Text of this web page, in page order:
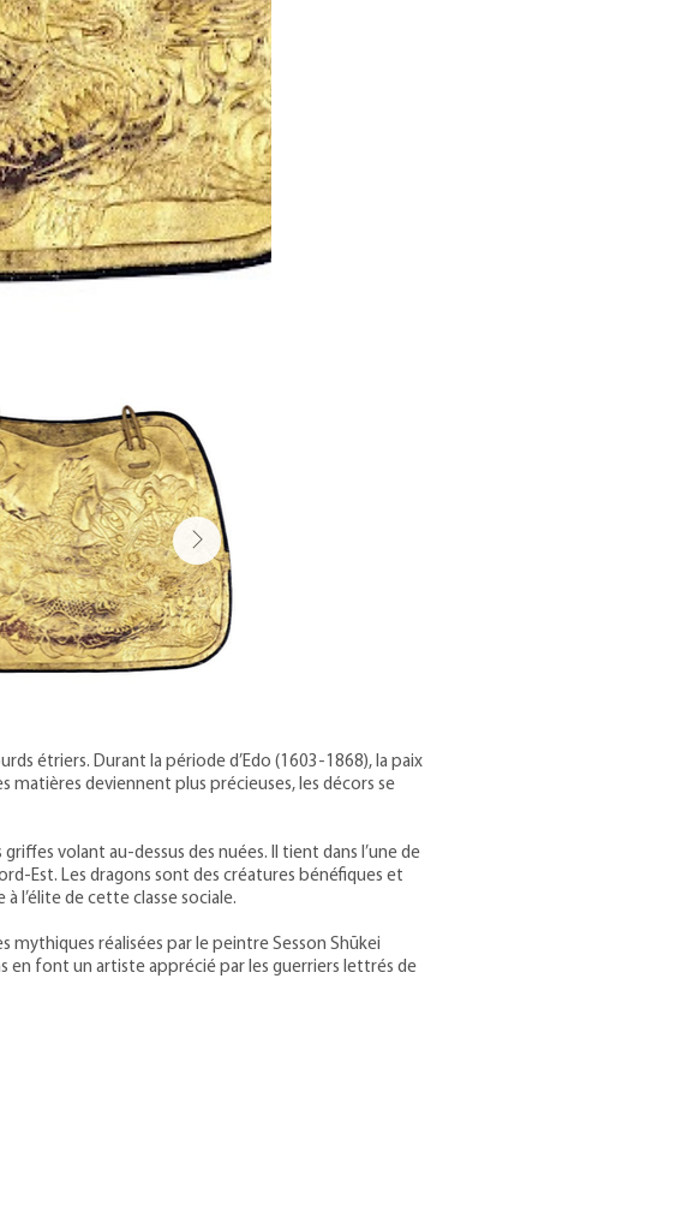
étriers. Durant la période d’Edo (1603-1868), la paix
matières deviennent plus précieuses, les décors se
volant au-dessus des nuées. Il tient dans l’une de
Est. Les dragons sont des créatures bénéfiques et
l’élite de cette classe sociale.
mythiques réalisées par le peintre Sesson Shūkei
en font un artiste apprécié par les guerriers lettrés de